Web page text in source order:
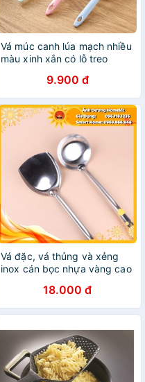
Vá múc canh lúa mạch nhiều
màu xinh xắn có lỗ treo
canh lúa mạch cán dài vá ăn
lẩu nhiều màu cute
9.900 đ
Vá đặc, vá thủng và xẻng
inox cán bọc nhựa vàng cao
18.000 đ